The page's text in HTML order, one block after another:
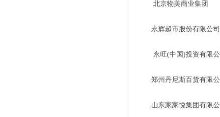
北京物美商业集团
永辉超市股份有限公司
永旺(中国)投资有限
郑州丹尼斯百货有限
山东家家悦集团有限